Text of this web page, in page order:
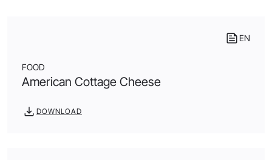
EN
FOOD
American Cottage Cheese
DOWNLOAD